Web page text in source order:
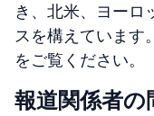
き、北米、ヨーロ
スを構えています
をご覧ください。
報道関係者